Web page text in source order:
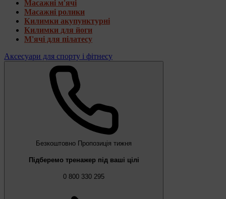
Масажні м'ячі
Масажні ролики
Килимки акупунктурні
Килимки для йоги
М'ячі для пілатесу
Аксесуари для спорту і фітнесу
Безкоштовно Пропозиція тижня
Підберемо тренажер під ваші цілі
0 800 330 295